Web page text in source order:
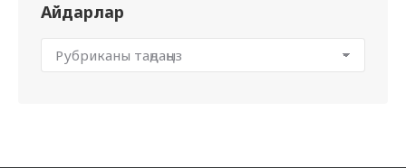
Айдарлар